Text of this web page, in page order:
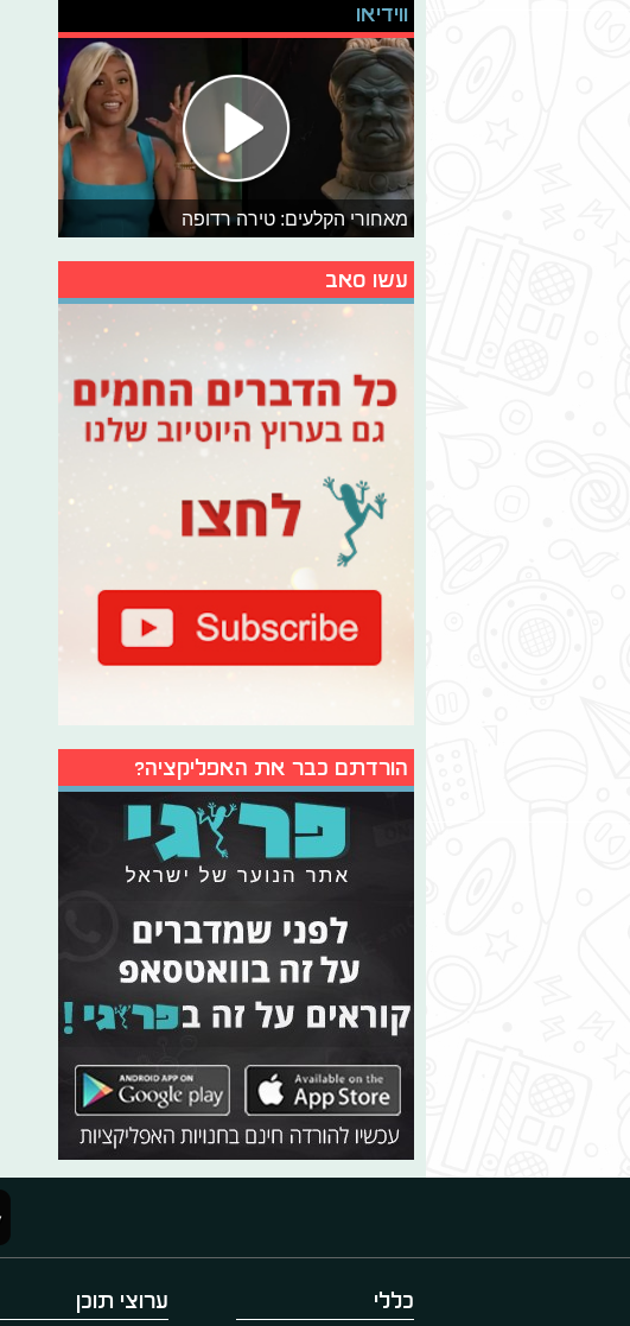
ווידיאו
מאחורי הקלעים: טירה רדופה
עשו סאב
הורדתם כבר את האפליקציה?
כללי ערוצי תוכן